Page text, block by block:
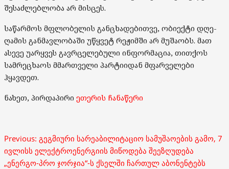
შესაძლებლობა არ მისცეს.
საწარმოს მფლობელის განცხადებითვე, ობიექტი დღე-
ღამის განმავლობაში უწყვეტ რეჟიმში არ მუშაობს. მათ
ასევე უარყვეს გავრცელებული ინფორმაცია, თითქოს
სამრეცხაოს მმართველი პარტიიდან მფარველები
ჰყავდეთ.
ნახეთ, პირდაპირი ეთერის ჩანაწერი
Post
navigation
Previous: გეგმიური სარეაბილიტაციო სამუშაოების გამო, 7
ივლისს ელექტროენერგიის მიწოდება შეეზღუდება
„ენერგო-პრო ჯორჯია“-ს ქსელში ჩართულ აბონენტებს